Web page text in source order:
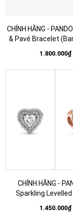
CHÍNH HÃNG -
& Pavé Bracelet
925, khoá trụ, dáng
JEWELRY
1.800.000₫
CHÍNH HÃNG -
Sparkling
Silver Sterling 925,
1.450.000₫